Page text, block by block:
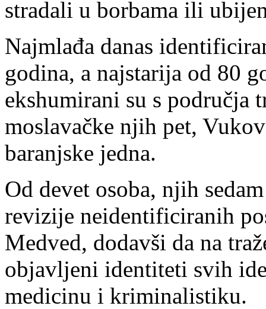
stradali u borbama ili
Najmlađa danas
godina, a najstarija od 80
ekshumirani su s područja
moslavačke njih pet,
baranjske jedna.
Od devet osoba, njih
revizije neidentificiranih
Medved, dodavši da na
objavljeni identiteti svih
medicinu i kriminalistiku.